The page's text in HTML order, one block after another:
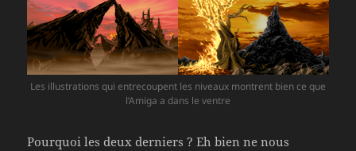
Les illustrations qui entrecoupent les niveaux montrent bien ce que
l’Amiga a dans le ventre
Pourquoi les deux derniers ? Eh bien ne nous